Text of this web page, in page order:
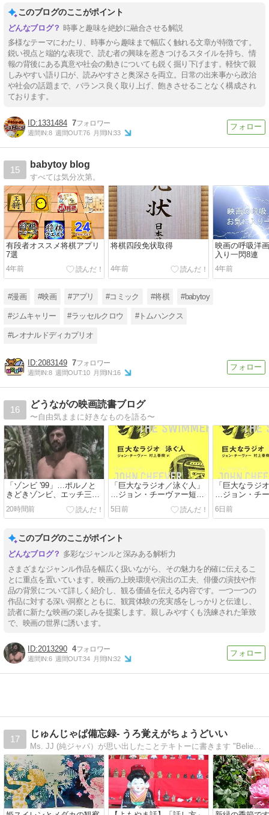
このブログのここがポイント
時事と趣味を絶妙に融合させる解説
多様なテーマにわたり、時事から趣味まで幅広く触れる文章が特徴です。
鋭い視点と端的な表現で、読む者の興味を惹きつけるスタイルを持ち、情
報の背後にある真意や社会の動きについても鋭く掘り下げます。軽快で親
しみやすい語り口が、読みやすさと奥深さを両立。日常の出来事から政治
や社会の話題まで、バランス良く取り上げ、飽きさせることなく構成され
ております。
1331484 7
週間IN:8 週間OUT:76 月間IN:33
15
babytoy blog
すべては気分次第。
有段者オススメ将棋アプリ
7選
4年前
将棋四段免状取得
4年前
映画の呼吸洋
入り一閃8連
4年前
#漫画 #映画 #アプリ #コミック #将棋 #babytoy
#ジムキャリー #ラッセルクロウ #トムハンクス
#レオナルドディカプリオ
2083149 7
週間IN:8 週間OUT:10 月間IN:16
16
どうながの映画読書ブログ
〜自由気ままに好きなものを語る〜
「ゾンビ '99」…ポルノと
きどきゾンビ、エッチ三昧
でびっくりなパチサンゲリ
ア
20時間前
「巨大なラジオ／泳ぐ人」
…ジョン・チーヴァー短編
集を読んでみました（後
編）
5日前
「巨大なラジ
…ジョン・チ
集を読んでみ
編）
6日前
このブログのここがポイント
多彩なジャンルと深みある解析力
さまざまなジャンル作品を幅広く扱いながら、その魅力を的確に伝えるこ
とに重点を置いています。映画の上映環境や演出の工夫、俳優の演技や作
品の背景について詳しく紹介し、観る価値を伝える内容です。一つ一つの
作品に対する深い洞察とともに、観賞体験の充実感をしっかりと伝達し、
読者に新たな映画の楽しみを提案します。親しみやすくも洗練された筆致
で、映画の世界に誘います。
2013290 4
週間IN:6 週間OUT:34 月間IN:32
17
じゅんじゃぱ備忘録- うろ覚えがちょうどいい
Ms. JJ (純ジャパ）が思い出したことテキトーに書きます "Believing is Seeing" 気になったことは自分で調べてね〜